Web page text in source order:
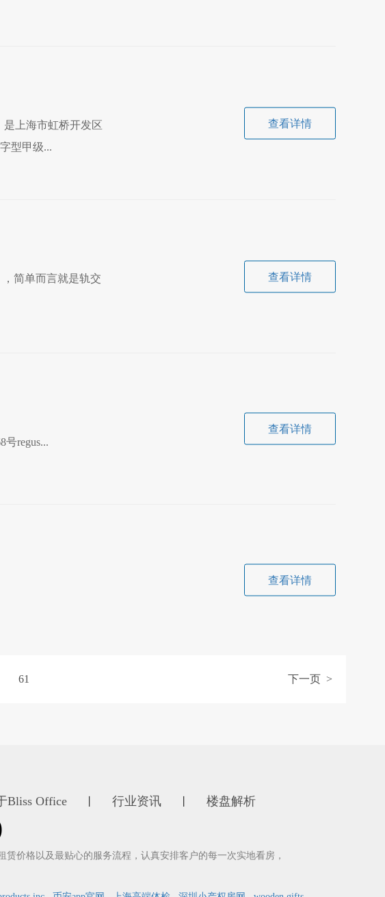
是上海市虹桥开发区
型甲级...
查看详情
简单而言就是轨交
查看详情
regus​...
查看详情
查看详情
61 下一页 >
Bliss Office 行业资讯 楼盘解析
价格以及最贴心的服务流程，认真安排客户的每一次实地看房，